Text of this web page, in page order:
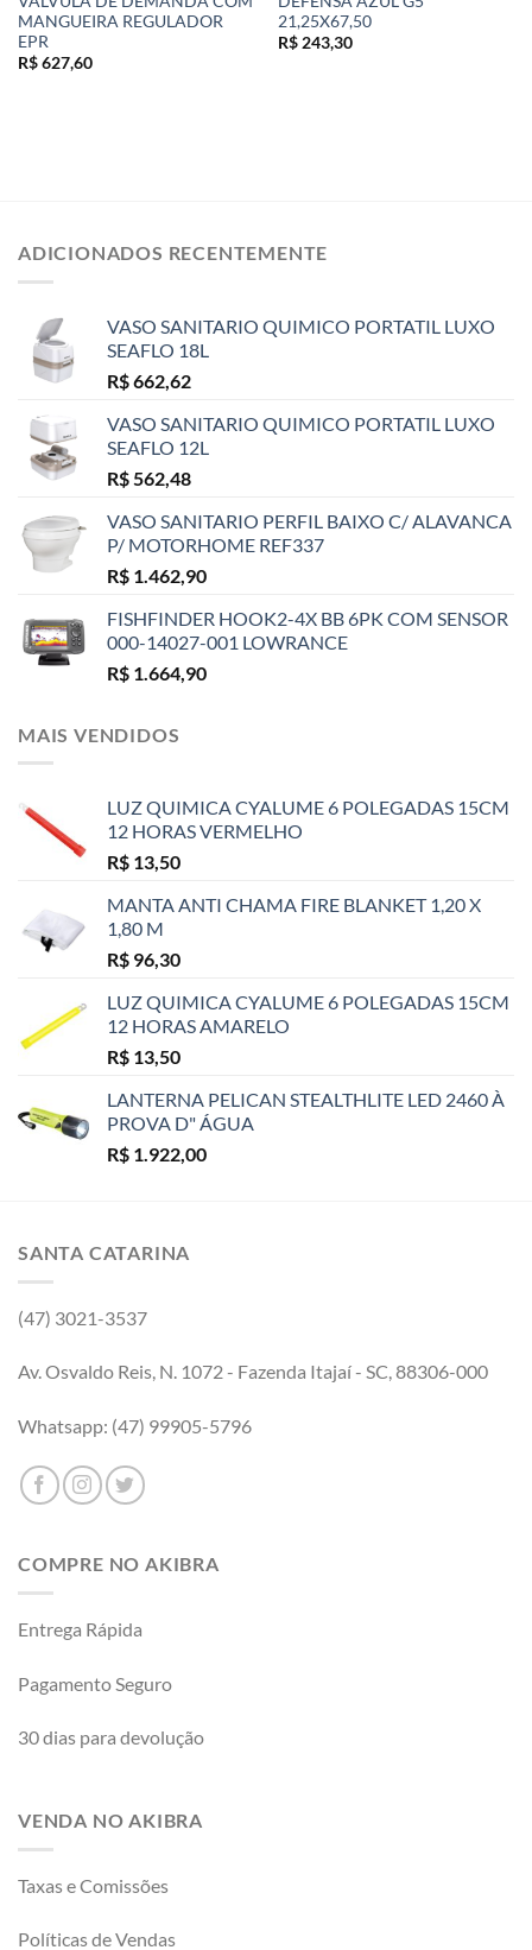
MANGUEIRA REGULADOR
EPR
R$627,60
21,25X67,50
R$243,30
ADICIONADOS RECENTEMENTE
VASO SANITARIO QUIMICO PORTATIL LUXO
SEAFLO 18L
R$662,62
VASO SANITARIO QUIMICO PORTATIL LUXO
SEAFLO 12L
R$ 562,48
VASO SANITARIO PERFIL BAIXO C/ ALAVANCA
P/ MOTORHOME REF337
R$ 1.462,90
FISHFINDER HOOK2-4X BB 6PK COM SENSOR
000-14027-001 LOWRANCE
R$ 1.664,90
MAIS VENDIDOS
LUZ QUIMICA CYALUME 6 POLEGADAS 15CM
12 HORAS VERMELHO
R$ 13,50
MANTA ANTI CHAMA FIRE BLANKET 1,20 X
1,80 M
R$ 96,30
LUZ QUIMICA CYALUME 6 POLEGADAS 15CM
12 HORAS AMARELO
R$ 13,50
LANTERNA PELICAN STEALTHLITE LED 2460 À
PROVA D" ÁGUA
R$ 1.922,00
SANTA CATARINA
(47) 3021-3537
Av. Osvaldo Reis, N. 1072 - Fazenda Itajaí - SC, 88306-000
Whatsapp: (47) 99905-5796
COMPRE NO AKIBRA
Entrega Rápida
Pagamento Seguro
30 dias para devolução
VENDA NO AKIBRA
Taxas e Comissões
Políticas de Vendas